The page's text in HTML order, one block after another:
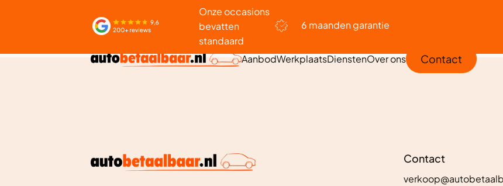
Onze occasions
bevatten
standaard
6 maanden garantie
AanbodWerkplaatsDienstenOver ons Contact
Contact